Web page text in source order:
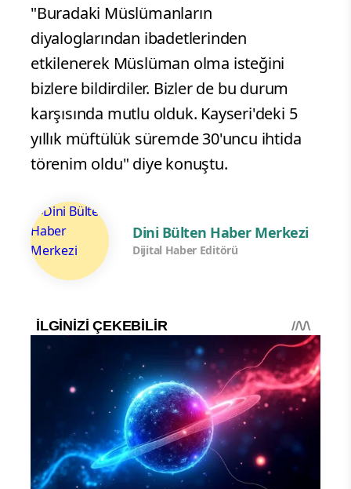
"Buradaki Müslümanların
diyaloglarından ibadetlerinden
etkilenerek Müslüman olma isteğini
bizlere bildirdiler. Bizler de bu durum
karşısında mutlu olduk. Kayseri'deki 5
yıllık müftülük süremde 30'uncu ihtida
törenim oldu" diye konuştu.
Dini Bülten Haber Merkezi
Dijital Haber Editörü